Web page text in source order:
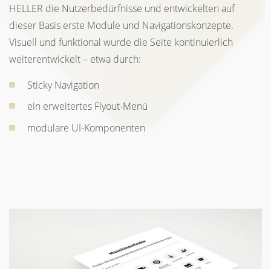
HELLER die Nutzerbedürfnisse und entwickelten auf
dieser Basis erste Module und Navigationskonzepte.
Visuell und funktional wurde die Seite kontinuierlich
weiterentwickelt – etwa durch:
Sticky Navigation
ein erweitertes Flyout-Menü
modulare UI-Komponenten